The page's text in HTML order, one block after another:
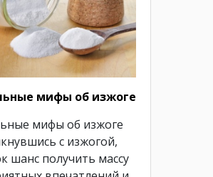
мифы об изжоге
мифы об изжоге
с изжогой,
шанс получить массу